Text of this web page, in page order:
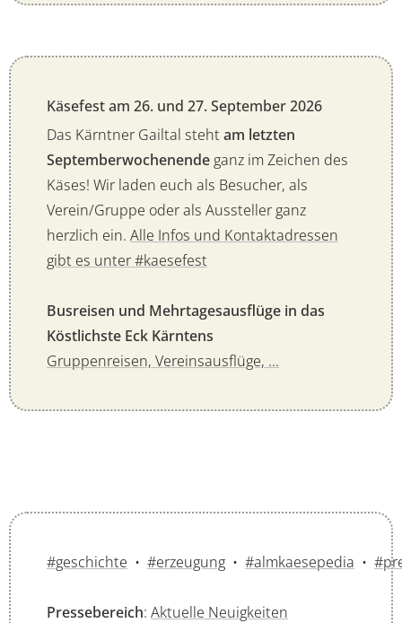
Käsefest am 26. und 27. September 2026
Das Kärntner Gailtal steht am letzten
Septemberwochenende ganz im Zeichen des
Käses! Wir laden euch als Besucher, als
Verein/Gruppe oder als Aussteller ganz
herzlich ein. Alle Infos und Kontaktadressen
gibt es unter #kaesefest
Busreisen und Mehrtagesausflüge in das
Köstlichste Eck Kärntens
Gruppenreisen, Vereinsausflüge, ...
#geschichte • #erzeugung • #almkaesepedia •
Pressebereich: Aktuelle Neuigkeiten